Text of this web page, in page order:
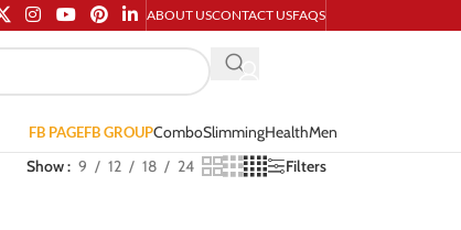
ABOUT USCONTACT USFAQS
FB PAGEFB GROUPComboSlimmingHealthMen
Show 9 12 18 24 Filters